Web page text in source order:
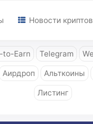
Новости
to-Earn Telegram
Аирдроп Альткоины
Листинг